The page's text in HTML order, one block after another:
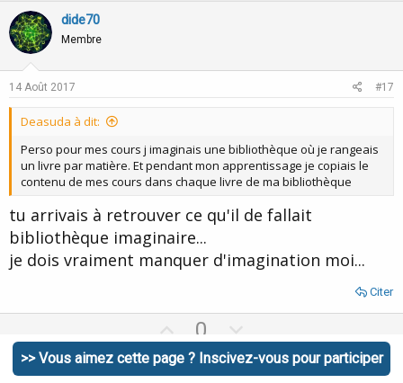
dide70
Membre
14 Août 2017 #17
Deasuda à dit:
Perso pour mes cours j imaginais une bibliothèque où je rangeais
un livre par matière. Et pendant mon apprentissage je copiais le
contenu de mes cours dans chaque livre de ma bibliothèque
tu arrivais à retrouver ce qu'il de fallait
bibliothèque imaginaire...
je dois vraiment manquer d'imagination moi...
Citer
p
v
0
o
w
moune
>> Vous aimez cette page ? Inscivez-vous pour participer